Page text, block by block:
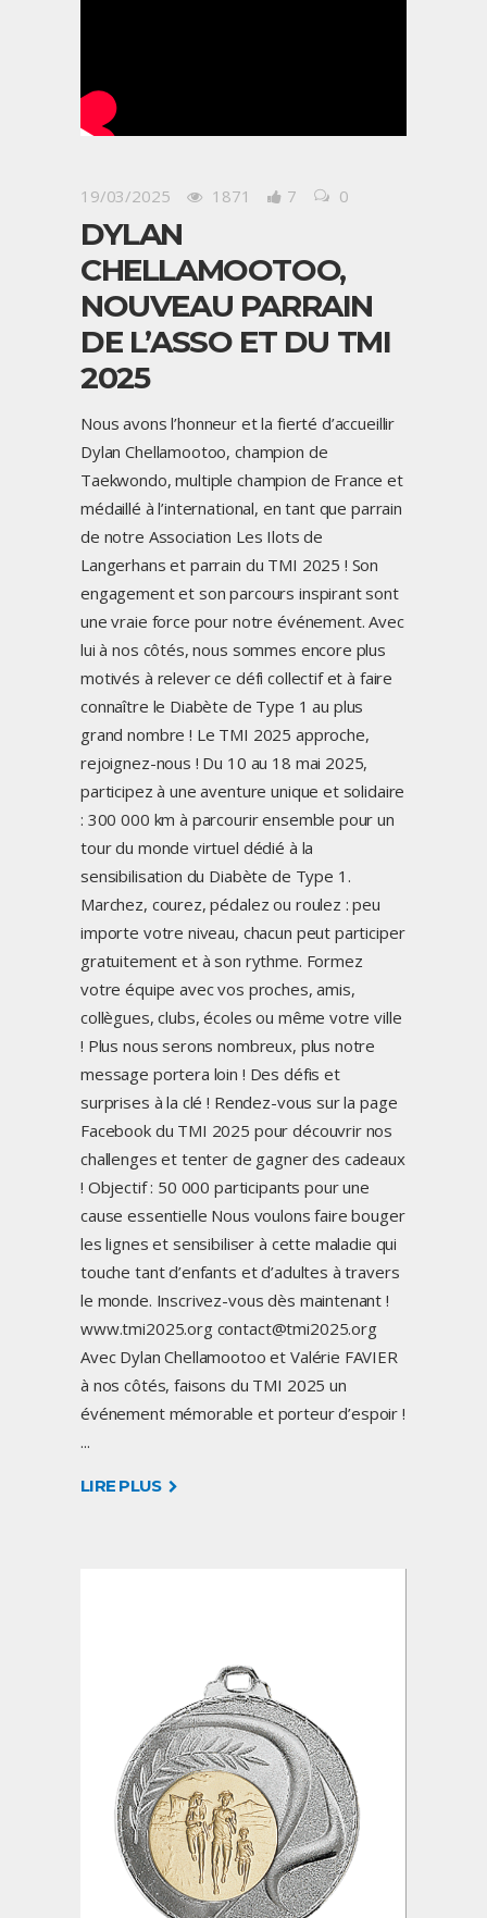
19/03/2025 1871 7 0
DYLAN
CHELLAMOOTOO,
NOUVEAU PARRAIN
DE L’ASSO ET DU TMI
2025
Nous avons l’honneur et la fierté d’accueillir
Dylan Chellamootoo, champion de
Taekwondo, multiple champion de France et
médaillé à l’international, en tant que parrain
de notre Association Les Ilots de
Langerhans et parrain du TMI 2025 ! Son
engagement et son parcours inspirant sont
une vraie force pour notre événement. Avec
lui à nos côtés, nous sommes encore plus
motivés à relever ce défi collectif et à faire
connaître le Diabète de Type 1 au plus
grand nombre ! Le TMI 2025 approche,
rejoignez-nous ! Du 10 au 18 mai 2025,
participez à une aventure unique et solidaire
: 300 000 km à parcourir ensemble pour un
tour du monde virtuel dédié à la
sensibilisation du Diabète de Type 1.
Marchez, courez, pédalez ou roulez : peu
importe votre niveau, chacun peut participer
gratuitement et à son rythme. Formez
votre équipe avec vos proches, amis,
collègues, clubs, écoles ou même votre ville
! Plus nous serons nombreux, plus notre
message portera loin ! Des défis et
surprises à la clé ! Rendez-vous sur la page
Facebook du TMI 2025 pour découvrir nos
challenges et tenter de gagner des cadeaux
! Objectif : 50 000 participants pour une
cause essentielle Nous voulons faire bouger
les lignes et sensibiliser à cette maladie qui
touche tant d’enfants et d’adultes à travers
le monde. Inscrivez-vous dès maintenant !
www.tmi2025.org contact@tmi2025.org
Avec Dylan Chellamootoo et Valérie FAVIER
à nos côtés, faisons du TMI 2025 un
événement mémorable et porteur d’espoir !
LIRE PLUS